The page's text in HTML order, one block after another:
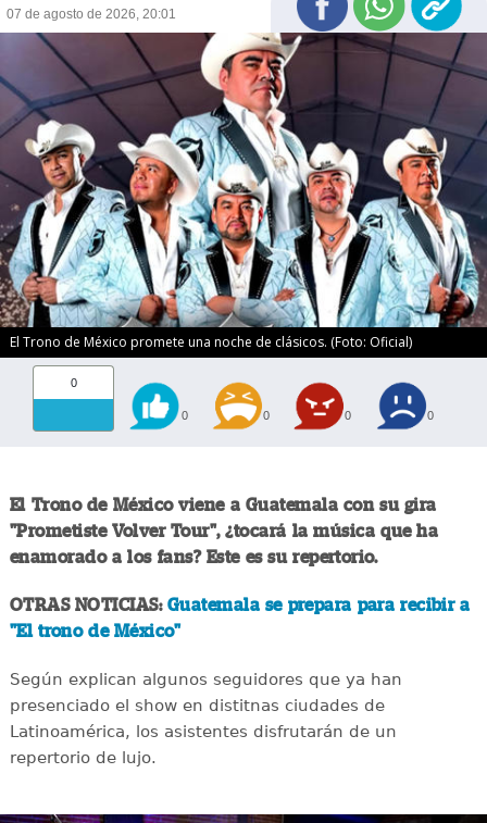
07 de agosto de 2026, 20:01
El Trono de México promete una noche de clásicos. (Foto: Oficial)
0
0 0 0 0
El Trono de México viene a Guatemala con su gira
"Prometiste Volver Tour", ¿tocará la música que ha
enamorado a los fans? Este es su repertorio.
OTRAS NOTICIAS:Guatemala se prepara para recibir a
"El trono de México"
Según explican algunos seguidores que ya han
presenciado el show en distitnas ciudades de
Latinoamérica, los asistentes disfrutarán de un
repertorio de lujo.